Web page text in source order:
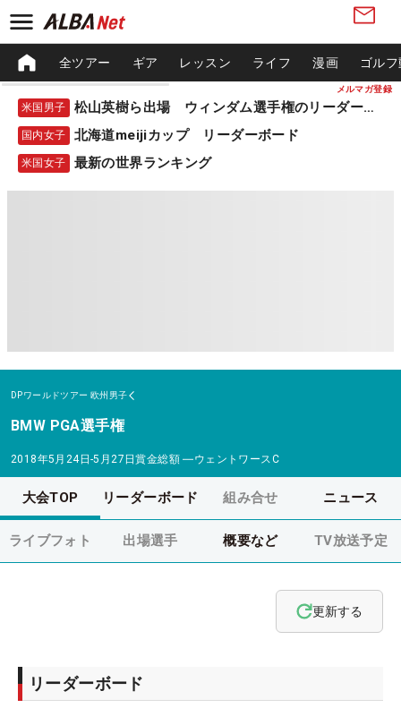
メルマガ登録
全ツアー ギア レッスン ライフ 漫画 ゴル
米国男子 松山英樹ら出場 ウィンダム選手権のリーダーボード
国内女子 北海道meijiカップ リーダーボード
米国女子 最新の世界ランキング
DPワールドツアー 欧州男子
BMW PGA選手権
2018年5月24日-5月27日賞金総額 ―ウェントワースC
大会TOP リーダーボード 組み合せ ニュース
ライブフォト 出場選手 概要など TV放送予定
更新する
リーダーボード